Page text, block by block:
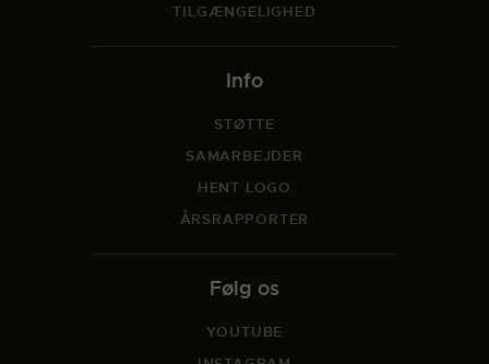
TILGÆNGELIGHED
Info
STØTTE
SAMARBEJDER
HENT LOGO
ÅRSRAPPORTER
Følg os
YOUTUBE